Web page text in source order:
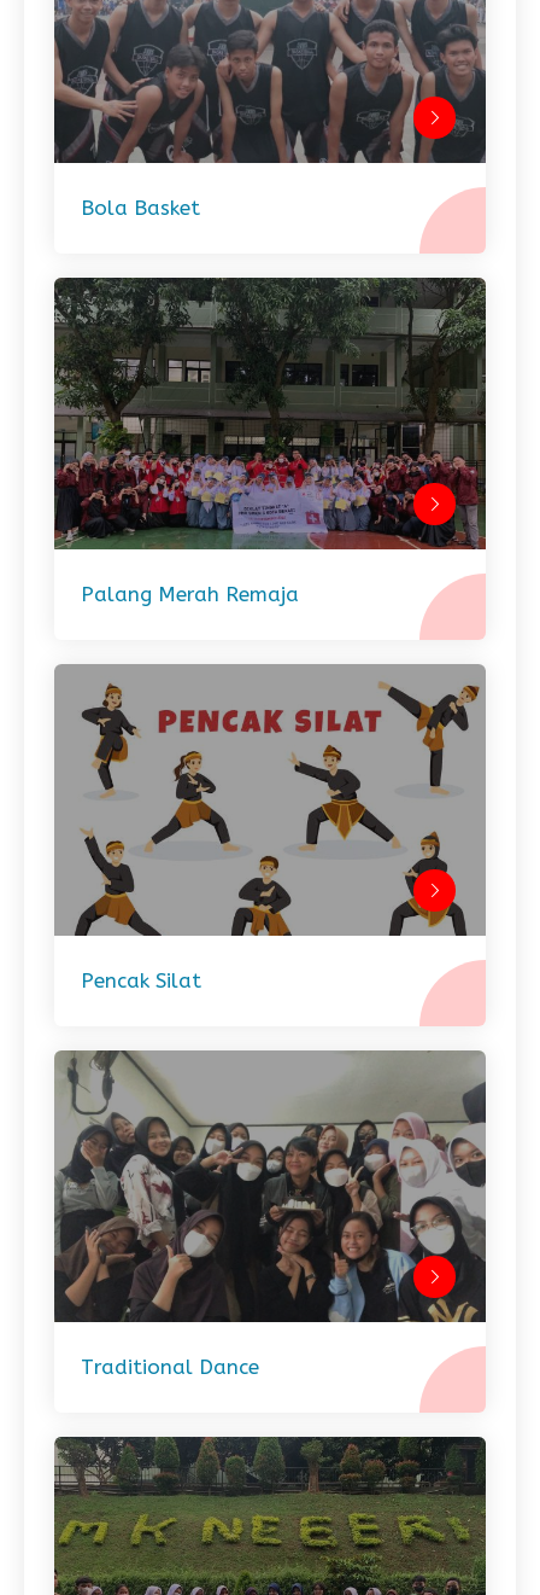
Bola Basket
Palang Merah Remaja
Pencak Silat
Traditional Dance